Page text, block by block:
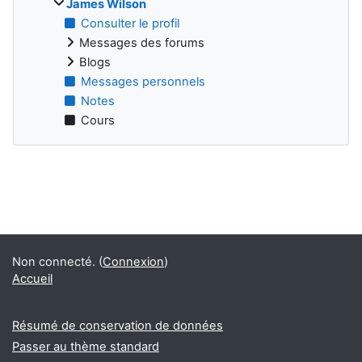
James Wilson
Consulter le profil
Messages des forums
Blogs
Messages personnels
Notes
Cours
Non connecté. (Connexion)
Accueil
Résumé de conservation de données
Passer au thème standard